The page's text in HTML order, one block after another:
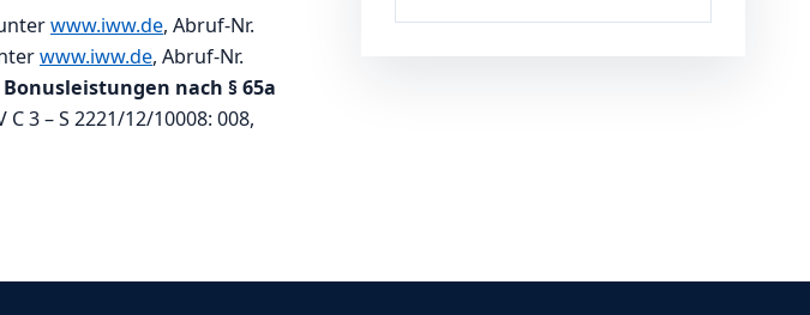
www.iww.de, Abruf-Nr.
www.iww.de, Abruf-Nr.
Bonusleistungen nach § 65a
3 – S 2221/12/10008: 008,